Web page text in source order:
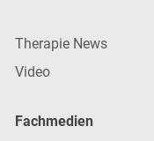
Therapie News
Video
Fachmedien